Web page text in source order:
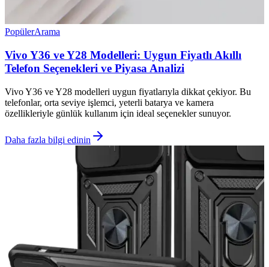
PopülerArama
Vivo Y36 ve Y28 Modelleri: Uygun Fiyatlı Akıllı
Telefon Seçenekleri ve Piyasa Analizi
Vivo Y36 ve Y28 modelleri uygun fiyatlarıyla dikkat çekiyor. Bu
telefonlar, orta seviye işlemci, yeterli batarya ve kamera
özellikleriyle günlük kullanım için ideal seçenekler sunuyor.
Daha fazla bilgi edinin